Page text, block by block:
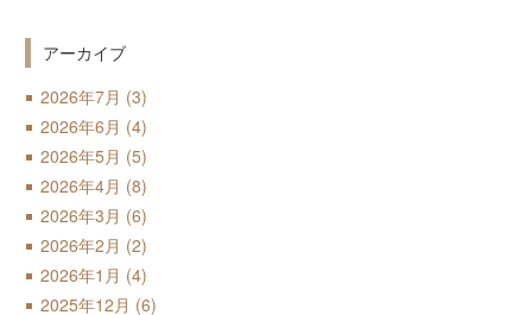
アーカイブ
2026年7月 (3)
2026年6月 (4)
2026年5月 (5)
2026年4月 (8)
2026年3月 (6)
2026年2月 (2)
2026年1月 (4)
2025年12月 (6)